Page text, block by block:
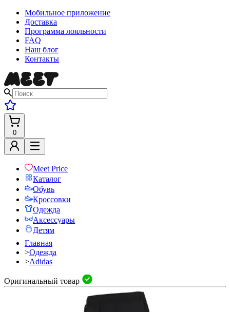
Мобильное приложение
Доставка
Программа лояльности
FAQ
Наш блог
Контакты
0
Meet Price
Каталог
Обувь
Кроссовки
Одежда
Аксессуары
Детям
Главная
>Одежда
>Adidas
Оригинальный товар